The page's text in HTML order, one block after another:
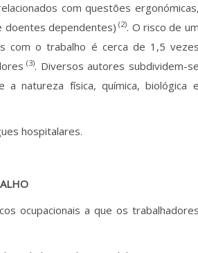
com questões ergonómicas,
doentes dependentes) (2). O risco de um
com o trabalho é cerca de 1,5 vezes
(3). Diversos autores subdividem-se
natureza física, química, biológica e
hospitalares.
ocupacionais a que os trabalhadores